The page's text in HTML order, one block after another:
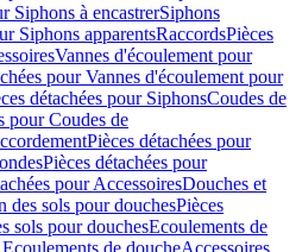
Siphons à encastrerSiphons
Siphons apparentsRaccordsPièces
Vannes d'écoulement pour
pour Vannes d'écoulement pour
détachées pour SiphonsCoudes de
pour Coudes de
Pièces détachées pour
Pièces détachées pour
pour AccessoiresDouches et
des sols pour douchesPièces
sols pour douchesEcoulements de
de doucheAccessoires